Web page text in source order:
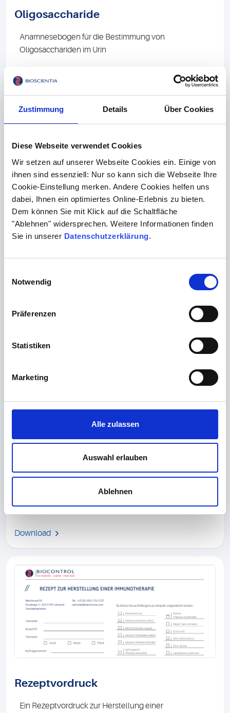
Zustimmung Details Über Cookies
Diese Webseite verwendet Cookies
Wir setzen auf unserer Webseite Cookies ein. Einige von
ihnen sind essenziell: Nur so kann sich die Webseite Ihre
Cookie-Einstellung merken. Andere Cookies helfen uns
dabei, Ihnen ein optimiertes Online-Erlebnis zu bieten.
Dem können Sie mit Klick auf die Schaltfläche
"Ablehnen" widersprechen. Weitere Informationen finden
Sie in unserer Datenschutzerklärung.
Notwendig
Präferenzen
Statistiken
Marketing
Alle zulassen
Auswahl erlauben
Ablehnen
Oligosaccharide
Anamnesebogen für die Bestimmung von
Oligosacchariden im Urin
Download
Mikrobiom Hund / Dysbiose-Index
und Dysbiose-Index
Download
Zusatzformular (zum gelben Schein) inkl.
Download
Rezeptvordruck
Ein Rezeptvordruck zur Herstellung einer